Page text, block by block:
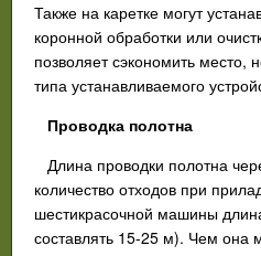
Также на каретке могут
коронной обработки или
позволяет сэкономить место,
типа устанавливаемого
Проводка полотна
Длина проводки полотна
количество отходов при
шестикрасочной машины
составлять 15-25 м). Чем она